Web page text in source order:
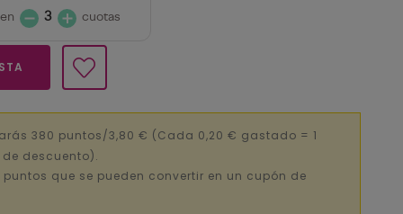
3 cuotas
380 puntos/3,80 € (Cada 0,20 € gastado = 1
de descuento).
que se pueden convertir en un cupón de